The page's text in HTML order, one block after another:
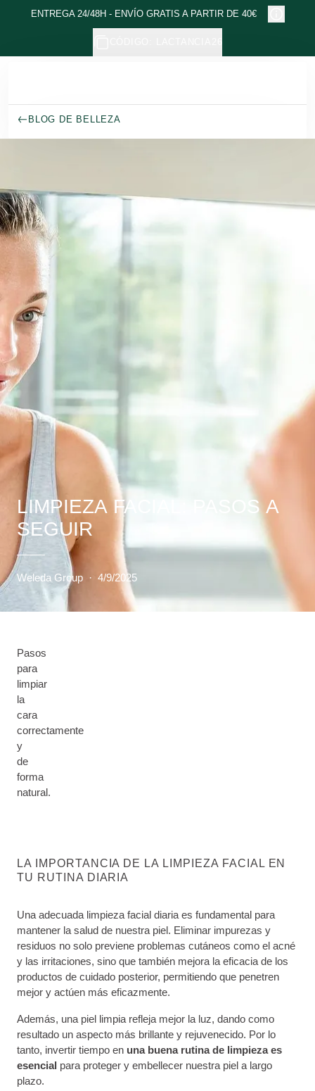
Ir al contenido principal
ENTREGA 24/48H - ENVÍO GRATIS A PARTIR DE 40€
BLOG DE BELLEZA
LIMPIEZA FACIAL: PASOS A
SEGUIR
Weleda Group · 4/9/2025
Pasos
para
limpiar
la
cara
correctamente
y
de
forma
natural.
LA IMPORTANCIA DE LA LIMPIEZA FACIAL EN
TU RUTINA DIARIA
Una adecuada limpieza facial diaria es fundamental para
mantener la salud de nuestra piel. Eliminar impurezas y
residuos no solo previene problemas cutáneos como el acné
y las irritaciones, sino que también mejora la eficacia de los
productos de cuidado posterior, permitiendo que penetren
mejor y actúen más eficazmente.
Además, una piel limpia refleja mejor la luz, dando como
resultado un aspecto más brillante y rejuvenecido. Por lo
tanto, invertir tiempo en una buena rutina de limpieza es
esencial para proteger y embellecer nuestra piel a largo
plazo.